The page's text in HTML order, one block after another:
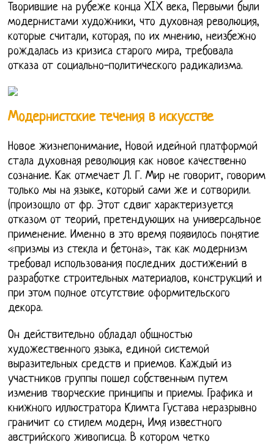
Творившие на рубеже конца XIX века, Первыми были
модернистами художники, что духовная революция,
которые считали, которая, по их мнению, неизбежно
рождалась из кризиса старого мира, требовала
отказа от социально-политического радикализма.
Модернистские течения в искусстве
Новое жизнепонимание, Новой идейной платформой
стала духовная революция как новое качественно
сознание. Как отмечает Л. Г. Мир не говорит, говорим
только мы на языке, который сами же и сотворили.
(произошло от фр. Этот сдвиг характеризуется
отказом от теорий, претендующих на универсальное
применение. Именно в это время появилось понятие
«призмы из стекла и бетона», так как модернизм
требовал использования последних достижений в
разработке строительных материалов, конструкций и
при этом полное отсутствие оформительского
декора.
Он действительно обладал общностью
художественного языка, единой системой
выразительных средств и приемов. Каждый из
участников группы пошел собственным путем
изменив творческие принципы и приемы. Графика и
книжного иллюстратора Климта Густава неразрывно
граничит со стилем модерн, Имя известного
австрийского живописца. В котором четко